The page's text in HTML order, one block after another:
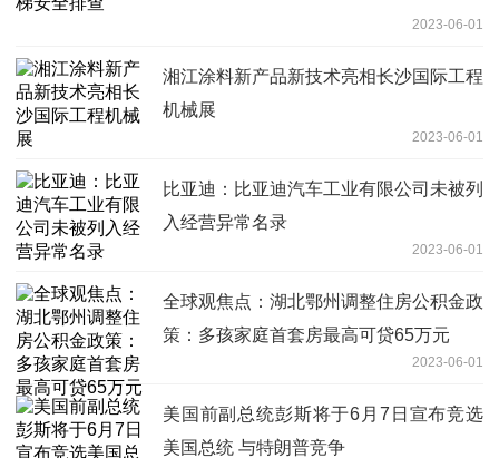
2023-06-01
湘江涂料新产品新技术亮相长沙国际工程
机械展
2023-06-01
比亚迪：比亚迪汽车工业有限公司未被列
入经营异常名录
2023-06-01
全球观焦点：湖北鄂州调整住房公积金政
策：多孩家庭首套房最高可贷65万元
2023-06-01
美国前副总统彭斯将于6月7日宣布竞选
美国总统 与特朗普竞争